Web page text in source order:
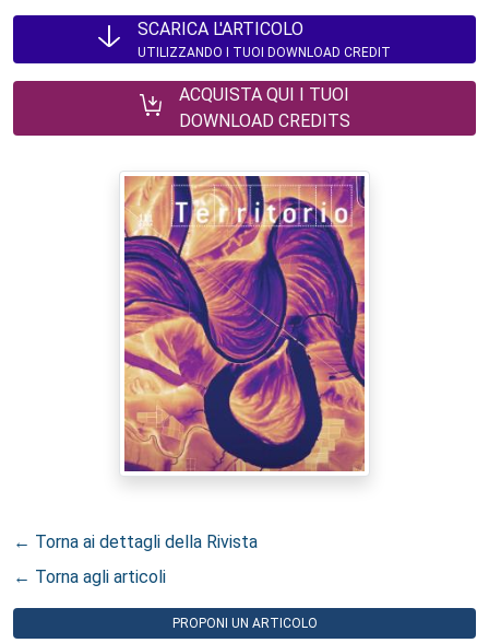
SCARICA L'ARTICOLO
UTILIZZANDO I TUOI DOWNLOAD CREDIT
ACQUISTA QUI I TUOI
DOWNLOAD CREDITS
← Torna ai dettagli della Rivista
← Torna agli articoli
PROPONI UN ARTICOLO